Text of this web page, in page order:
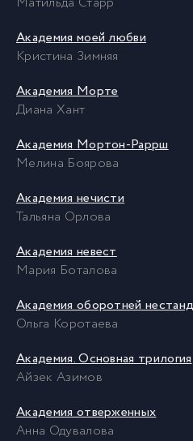
Академия моей любви
Кристина Зимняя
Академия Морте
Диана Хант
Академия Мортон-Раррш
Мелина Боярова
Академия нечисти
Тальяна Орлова
Академия невест
Мария Боталова
Академия оборотней
Ольга Коротаева
Академия. Основная трилогия
Айзек Азимов
Академия отверженных
Анна Одувалова